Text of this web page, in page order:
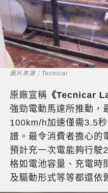
圖片來源：Tecnicar
原廠宣稱 《Tecnicar
強勁電動馬達所推動，
100km/h加速僅需3.5
譜。最令消費者擔心的
預計充一次電能夠行駛
格如電池容量、充電時
及驅動形式等等都還依